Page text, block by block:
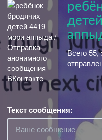
Всего 55,
Текст сообщения: